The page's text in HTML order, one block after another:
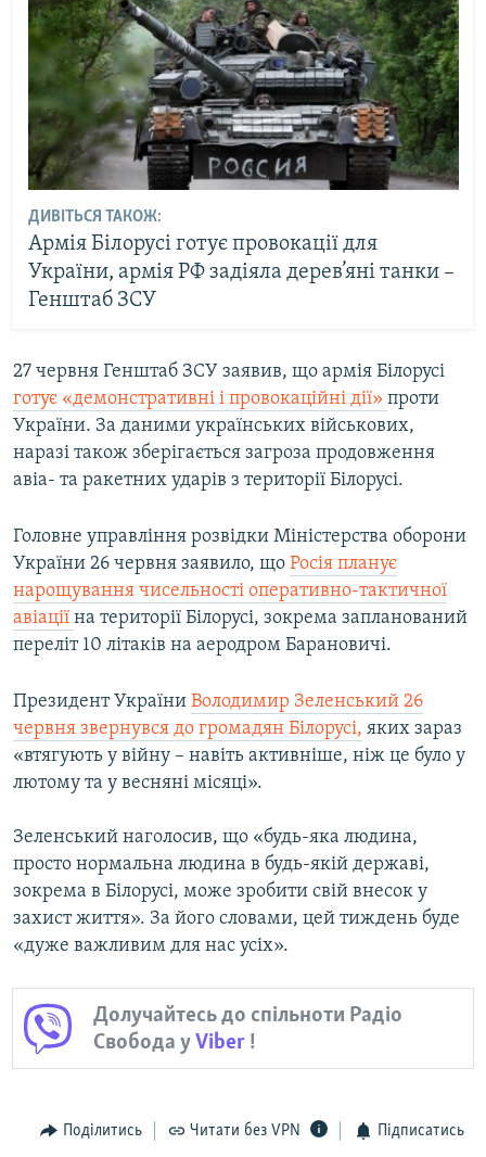
ДИВІТЬСЯ ТАКОЖ:
Армія Білорусі готує провокації для
України, армія РФ задіяла дерев’яні танки –
Генштаб ЗСУ
27 червня Генштаб ЗСУ заявив, що армія Білорусі
готує «демонстративні і провокаційні дії» проти
України. За даними українських військових,
наразі також зберігається загроза продовження
авіа- та ракетних ударів з території Білорусі.
Головне управління розвідки Міністерства оборони
України 26 червня заявило, що Росія планує
нарощування чисельності оперативно-тактичної
авіації на території Білорусі, зокрема запланований
переліт 10 літаків на аеродром Барановичі.
Президент України Володимир Зеленський 26
червня звернувся до громадян Білорусі, яких зараз
«втягують у війну – навіть активніше, ніж це було у
лютому та у весняні місяці».
Зеленський наголосив, що «будь-яка людина,
просто нормальна людина в будь-якій державі,
зокрема в Білорусі, може зробити свій внесок у
захист життя». За його словами, цей тиждень буде
«дуже важливим для нас усіх».
Долучайтесь до спільноти Радіо
Свобода уViber !
Поділитись Читати без VPN Підписатись